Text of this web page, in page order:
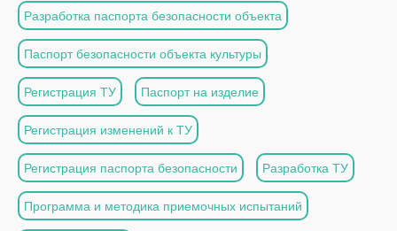
Разработка паспорта безопасности объекта
Паспорт безопасности объекта культуры
Регистрация ТУ Паспорт на изделие
Регистрация изменений к ТУ
Регистрация паспорта безопасности Разработка ТУ
Программа и методика приемочных испытаний